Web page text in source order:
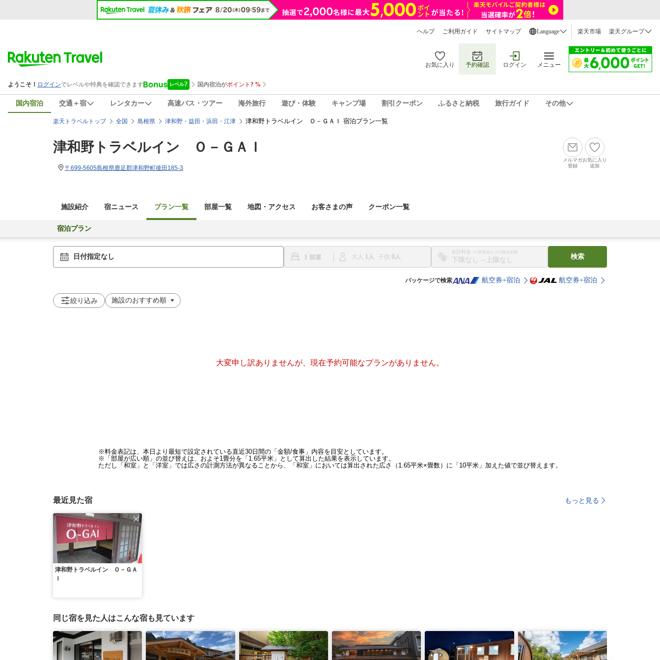
ヘルプ ご利用ガイド サイトマップ Language 楽天市場 楽天グループ
お気に入り 予約確認 ログイン メニュー
国内宿泊 交通＋宿 レンタカー 高速バス・ツアー 海外旅行 遊び・体験 キャンプ場 割引クーポン ふるさと納税 旅行ガイド その他
楽天トラベルトップ 全国 島根県 津和野・益田・浜田・江津 津和野トラベルイン Ｏ－ＧＡＩ 宿泊プラン一覧
津和野トラベルイン Ｏ－ＧＡＩ
〒699-5605島根県鹿足郡津和野町後田185-3
メルマガ
登録
お気に入り
追加
施設紹介 宿ニュース プラン一覧 部屋一覧 地図・アクセス お客さまの声 クーポン一覧
宿泊プラン
日付指定なし 1 大人 1 子供 0
合計料金 ※1部屋あたりの税込金額
〜
検索
パッケージで検索 航空券+宿泊 航空券+宿泊
絞り込み
大変申し訳ありませんが、現在予約可能なプランがありません。
※料金表記は、本日より最短で設定されている直近30日間の「金額/食事」内容を目安としています。
※「部屋が広い順」の並び替えは、およそ1畳分を「1.65平米」として算出した結果を表示しています。
ただし「和室」と「洋室」では広さの計測方法が異なることから、「和室」においては算出された広さ（1.65平米×畳数）に「10平米」加えた値で並び替えます。
最近見た宿 もっと見る
津和野トラベルイン Ｏ－ＧＡ
Ｉ
同じ宿を見た人はこんな宿も見ています